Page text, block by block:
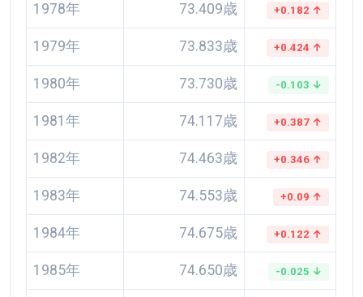
1978年 73.409歳 +0.182 ↑
1979年 73.833歳 +0.424 ↑
1980年 73.730歳 -0.103 ↓
1981年 74.117歳 +0.387 ↑
1982年 74.463歳 +0.346 ↑
1983年 74.553歳 +0.09 ↑
1984年 74.675歳 +0.122 ↑
1985年 74.650歳 -0.025 ↓